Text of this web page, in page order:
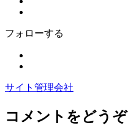
フォローする
サイト管理会社
コメントをどうぞ